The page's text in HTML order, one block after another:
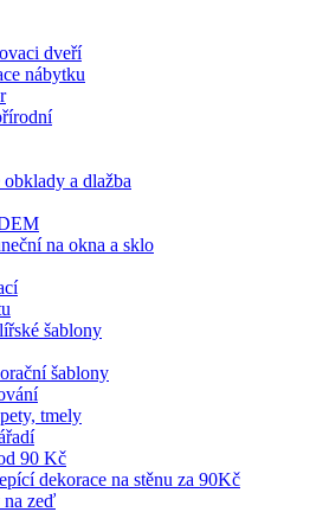
dveří
nábytku
a dlažba
na okna a sklo
šablony
šablony
tmely
90 Kč
dekorace na stěnu za 90Kč
na zeď